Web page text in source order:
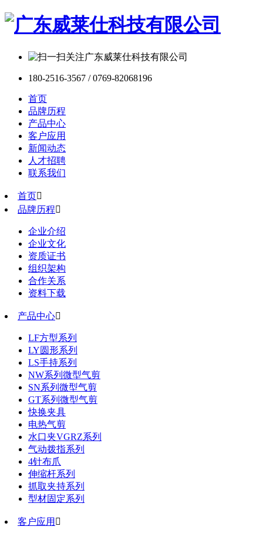
180-2516-3567 / 0769-82068196
首页
品牌历程
产品中心
客户应用
新闻动态
人才招聘
联系我们
首页
品牌历程
企业介绍
企业文化
资质证书
组织架构
合作关系
资料下载
产品中心
LF方型系列
LY圆形系列
LS手持系列
NW系列微型气剪
SN系列微型气剪
GT系列微型气剪
快换夹具
电热气剪
水口夹VGRZ系列
气动拨指系列
4针布爪
伸缩杆系列
抓取夹持系列
型材固定系列
客户应用 